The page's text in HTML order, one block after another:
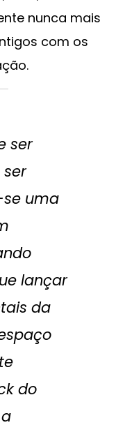
nunca mais
com os
ser
uma
lançar
da
do